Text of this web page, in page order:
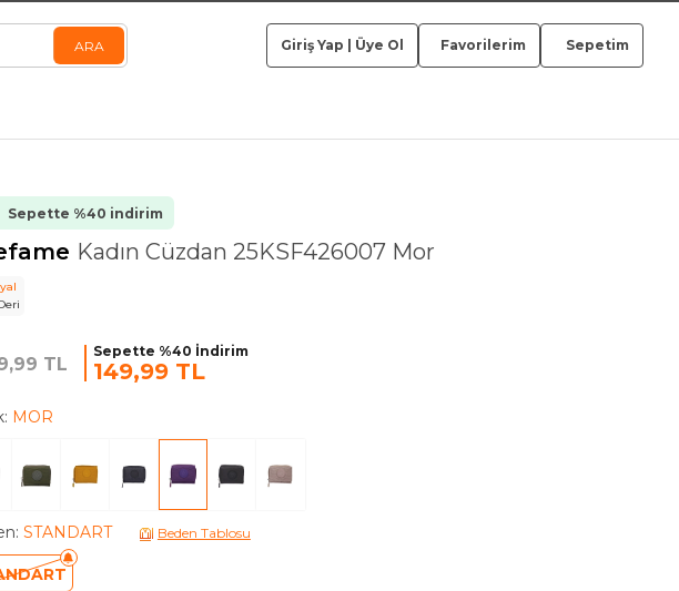
Giriş Yap Üye Ol Favorilerim Sepetim
Sepette %40 indirim
Kadın Cüzdan 25KSF426007 Mor
TL
Sepette %40 İndirim
149,99 TL
MOR
: STANDART Beden Tablosu